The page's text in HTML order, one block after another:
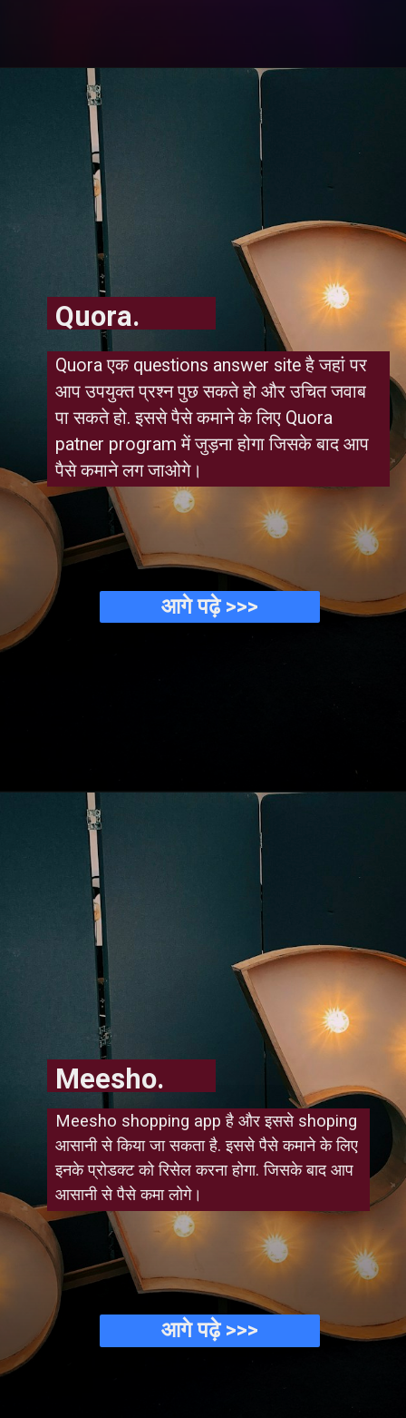
आगे पढ़े >>>
Quora एक questions answer site है जहां पर
आप उपयुक्त प्रश्न पुछ सकते हो और उचित जवाब
पा सकते हो. इससे पैसे कमाने के लिए Quora
patner program में जुड़ना होगा जिसके बाद आप
पैसे कमाने लग जाओगे।
Quora.
आगे पढ़े >>>
Meesho shopping app है और इससे shoping
आसानी से किया जा सकता है. इससे पैसे कमाने के लिए
इनके प्रोडक्ट को रिसेल करना होगा. जिसके बाद आप
आसानी से पैसे कमा लोगे।
Meesho.